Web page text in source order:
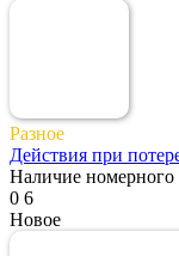
Разное
Действия при
Наличие номерного
0 6
Новое